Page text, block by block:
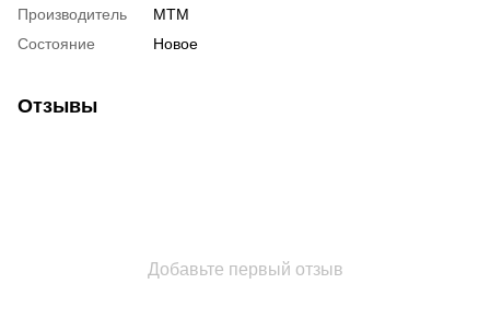
Производитель
MTM
Состояние
Новое
Отзывы
Добавьте первый отзыв